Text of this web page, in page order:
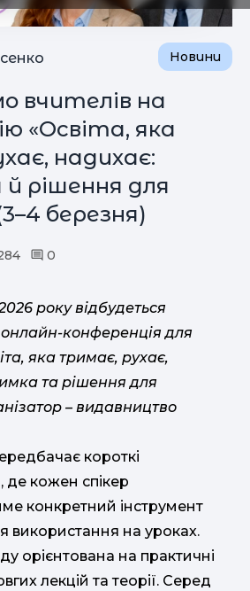
Новини
вчителів на
«Освіта, яка
надихає:
рішення для
березня)
0
року відбудеться
онлайн-конференція для
яка тримає, рухає,
та рішення для
– видавництво
короткі
де кожен спікер
конкретний інструмент
використання на уроках.
орієнтована на практичні
лекцій та теорії. Серед